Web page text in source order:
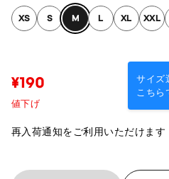
XS S M L XL XXL
サイズ
こちら
¥190
値下げ
再入荷通知をご利用いただけます